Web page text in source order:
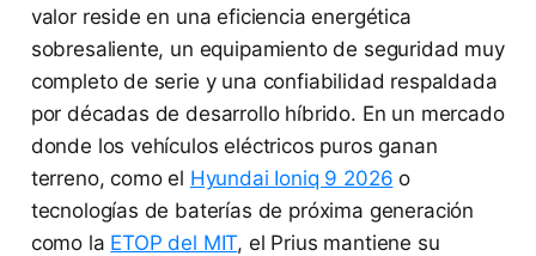
valor reside en una eficiencia energética
sobresaliente, un equipamiento de seguridad muy
completo de serie y una confiabilidad respaldada
por décadas de desarrollo híbrido. En un mercado
donde los vehículos eléctricos puros ganan
terreno, como el Hyundai Ioniq 9 2026 o
tecnologías de baterías de próxima generación
como la ETOP del MIT, el Prius mantiene su